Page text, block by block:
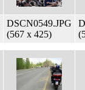
DSCN0549.JPG
(567 x 425)